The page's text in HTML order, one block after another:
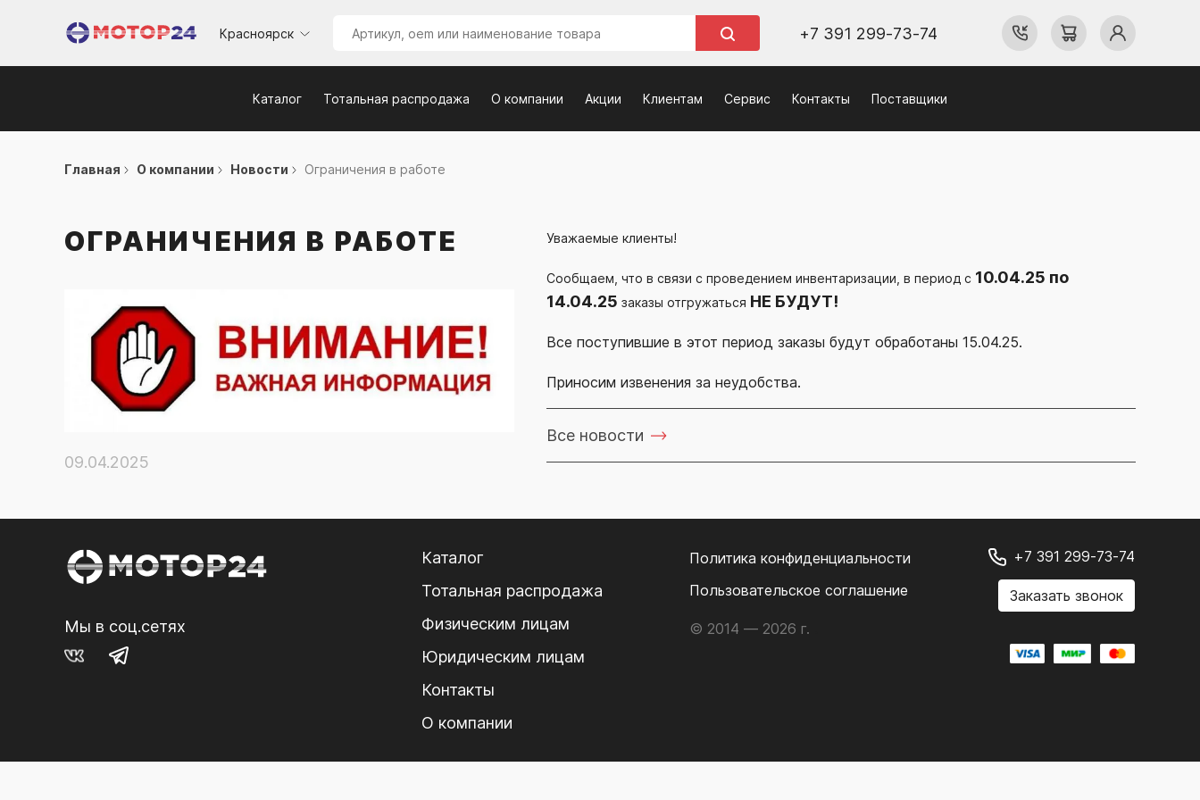
Красноярск +7 391 299-73-74
Каталог Тотальная распродажа О компании Акции Клиентам Сервис Контакты Поставщики
Главная О компании Новости Ограничения в работе
ОГРАНИЧЕНИЯ В РАБОТЕ
09.04.2025
Уважаемые клиенты!
Сообщаем, что в связи с проведением инвентаризации, в период с 10.04.25 по
14.04.25 заказы отгружаться НЕ БУДУТ!
Все поступившие в этот период заказы будут обработаны 15.04.25.
Приносим извенения за неудобства.
Все новости
Мы в соц.сетях
Каталог
Тотальная распродажа
Физическим лицам
Юридическим лицам
Контакты
О компании
Политика конфиденциальности
Пользовательское соглашение
© 2014 — 2026 г.
+7 391 299-73-74
Заказать звонок